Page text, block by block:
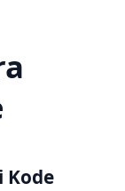
Kode